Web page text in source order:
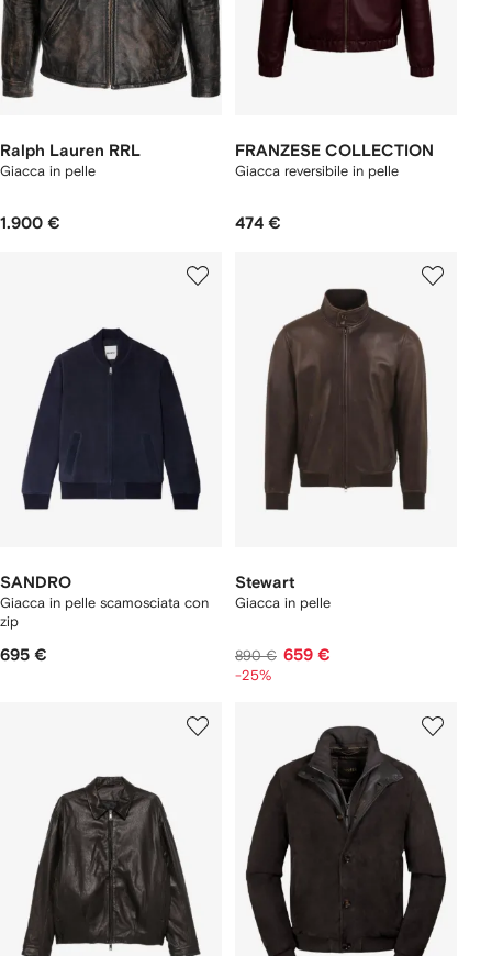
Ralph Lauren RRL
Giacca in pelle
1.900 €
FRANZESE COLLECTION
Giacca reversibile in pelle
474 €
SANDRO
Giacca in pelle scamosciata con
zip
695 €
Stewart
Giacca in pelle
890 € 659 €
-25%